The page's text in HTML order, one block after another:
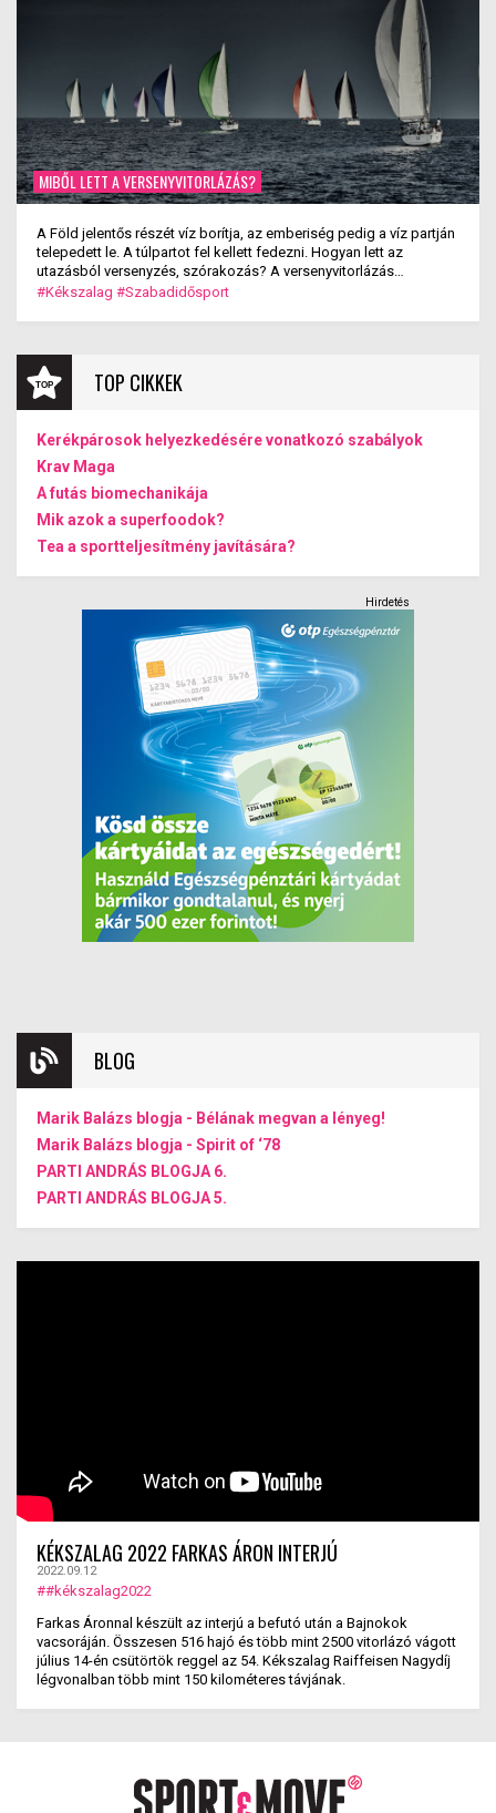
MIBŐL LETT A VERSENYVITORLÁZÁS?
A Föld jelentős részét víz borítja, az emberiség pedig a víz partján
telepedett le. A túlpartot fel kellett fedezni. Hogyan lett az
utazásból versenyzés, szórakozás? A versenyvitorlázás
kialakulása.
#Kékszalag #Szabadidősport
TOP CIKKEK
Kerékpárosok helyezkedésére vonatkozó szabályok
Krav Maga
A futás biomechanikája
Mik azok a superfoodok?
Tea a sportteljesítmény javítására?
Hirdetés
BLOG
Marik Balázs blogja - Bélának megvan a lényeg!
Marik Balázs blogja - Spirit of ‘78
PARTI ANDRÁS BLOGJA 6.
PARTI ANDRÁS BLOGJA 5.
KÉKSZALAG 2022 FARKAS ÁRON INTERJÚ
2022.09.12
##kékszalag2022
Farkas Áronnal készült az interjú a befutó után a Bajnokok
vacsoráján. Összesen 516 hajó és több mint 2500 vitorlázó vágott
július 14-én csütörtök reggel az 54. Kékszalag Raiffeisen Nagydíj
légvonalban több mint 150 kilométeres távjának.